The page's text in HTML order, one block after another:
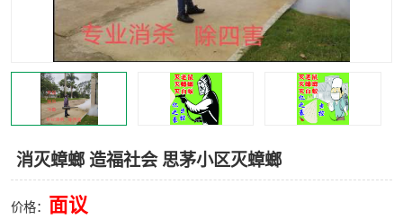
消灭蟑螂 造福社会 思茅小区灭蟑螂
价格： 面议